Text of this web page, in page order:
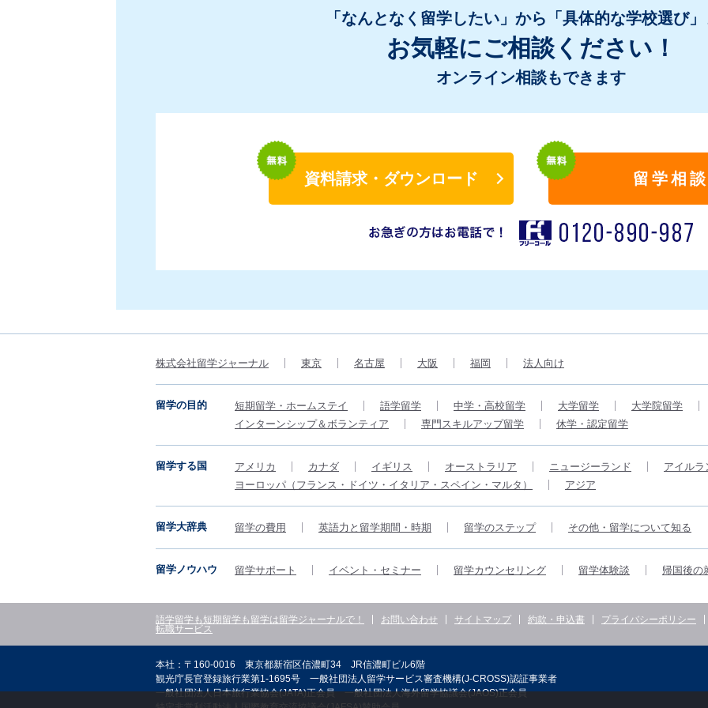
「なんとなく留学したい」から「具体的な学校選び
お気軽にご相談ください！
オンライン相談もできます
資料請求・ダウンロード 留学相談
株式会社留学ジャーナル 東京 名古屋 大阪 福岡 法人向け
留学の目的 短期留学・ホームステイ 語学留学 中学・高校留学 大学留学
大学院留学
インターンシップ＆ボランティア
専門スキルアップ留学 休学・認定留学
留学する国 アメリカ カナダ イギリス オーストラリア ニュージーランド
アイルラ
ヨーロッパ（フランス・ドイツ・イタリア・スペイン・マルタ）
アジア
留学大辞典 留学の費用 英語力と留学期間・時期 留学のステップ その他・留学について知る
留学ノウハウ 留学サポート イベント・セミナー 留学カウンセリング 留学体験談 帰国後の
語学留学も短期留学も留学は留学ジャーナルで！ お問い合わせ サイトマップ 約款・申込書
プライバシーポリシー
転職サービス
本社：〒160-0016 東京都新宿区信濃町34 JR信濃町ビル6階
観光庁長官登録旅行業第1-1695号 一般社団法人留学サービス審査機構(J-CROSS)認証事業者
一般社団法人日本旅行業協会(JATA)正会員 一般社団法人海外留学協議会(JAOS)正会員